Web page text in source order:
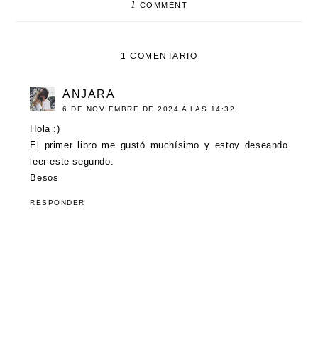
1 COMMENT
1 COMENTARIO
ANJARA
6 DE NOVIEMBRE DE 2024 A LAS 14:32
Hola :)
El primer libro me gustó muchísimo y estoy deseando
leer este segundo.
Besos
RESPONDER